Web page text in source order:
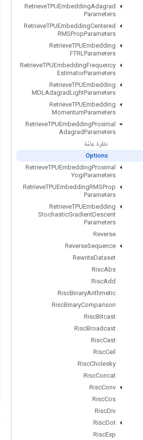
RetrieveTPUEmbeddingAdagrad
Parameters
RetrieveTPUEmbeddingCentered
RMSPropParameters
RetrieveTPUEmbedding
FTRLParameters
RetrieveTPUEmbeddingFrequency
EstimatorParameters
RetrieveTPUEmbedding
MDLAdagradLightParameters
RetrieveTPUEmbedding
MomentumParameters
RetrieveTPUEmbeddingProximal
AdagradParameters
نظرة عامّة
Options
RetrieveTPUEmbeddingProximal
YogiParameters
RetrieveTPUEmbeddingRMSProp
Parameters
RetrieveTPUEmbedding
StochasticGradientDescent
Parameters
Reverse
ReverseSequence
RewriteDataset
RiscAbs
RiscAdd
RiscBinaryArithmetic
RiscBinaryComparison
RiscBitcast
RiscBroadcast
RiscCast
RiscCeil
RiscCholesky
RiscConcat
RiscConv
RiscCos
RiscDiv
RiscDot
RiscExp